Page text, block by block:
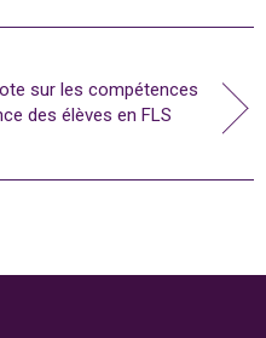
sur les compétences
des élèves en FLS